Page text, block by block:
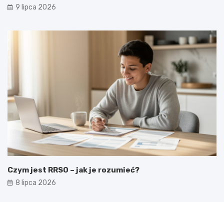
9 lipca 2026
Czym jest RRSO – jak je rozumieć?
8 lipca 2026